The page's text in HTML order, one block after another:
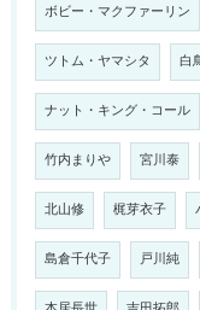
ボビー・マクファーリン
ツトム・ヤマシタ 白
ナット・キング・コール
竹内まりや 宮川泰
北山修 梶芽衣子
島倉千代子 戸川純